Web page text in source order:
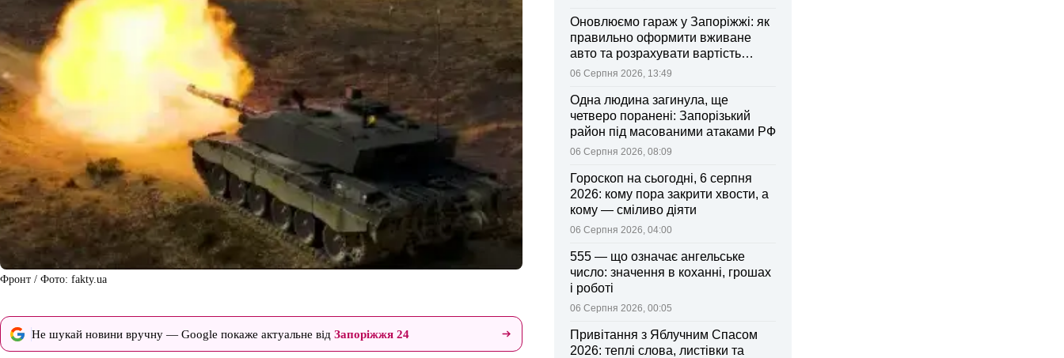
Фронт / Фото: fakty.ua
Не шукай новини вручну — Google покаже актуальне від Запоріжжя 24
Оновлюємо гараж у Запоріжжі: як
правильно оформити вживане
авто та розрахувати вартість
поліса
06 Серпня 2026, 13:49
Одна людина загинула, ще
четверо поранені: Запорізький
район під масованими атаками РФ
06 Серпня 2026, 08:09
Гороскоп на сьогодні, 6 серпня
2026: кому пора закрити хвости, а
кому — сміливо діяти
06 Серпня 2026, 04:00
555 — що означає ангельське
число: значення в коханні, грошах
і роботі
06 Серпня 2026, 00:05
Привітання з Яблучним Спасом
2026: теплі слова, листівки та